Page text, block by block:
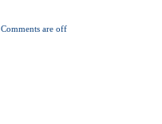
Comments are off